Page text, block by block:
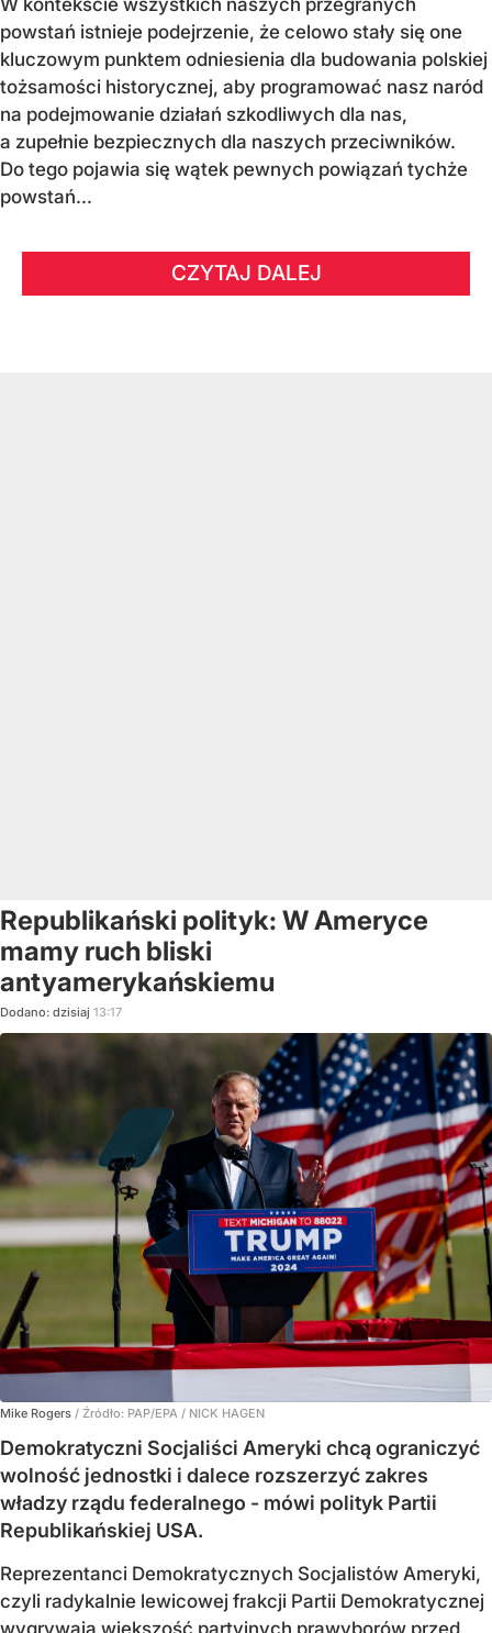
W kontekście wszystkich naszych przegranych
powstań istnieje podejrzenie, że celowo stały się one
kluczowym punktem odniesienia dla budowania polskiej
tożsamości historycznej, aby programować nasz naród
na podejmowanie działań szkodliwych dla nas,
a zupełnie bezpiecznych dla naszych przeciwników.
Do tego pojawia się wątek pewnych powiązań tychże
powstań...
CZYTAJ DALEJ
Republikański polityk: W Ameryce
mamy ruch bliski
antyamerykańskiemu
Dodano: dzisiaj 13:17
Mike Rogers / Źródło: PAP/EPA / NICK HAGEN
Demokratyczni Socjaliści Ameryki chcą ograniczyć
wolność jednostki i dalece rozszerzyć zakres
władzy rządu federalnego - mówi polityk Partii
Republikańskiej USA.
Reprezentanci Demokratycznych Socjalistów Ameryki,
czyli radykalnie lewicowej frakcji Partii Demokratycznej